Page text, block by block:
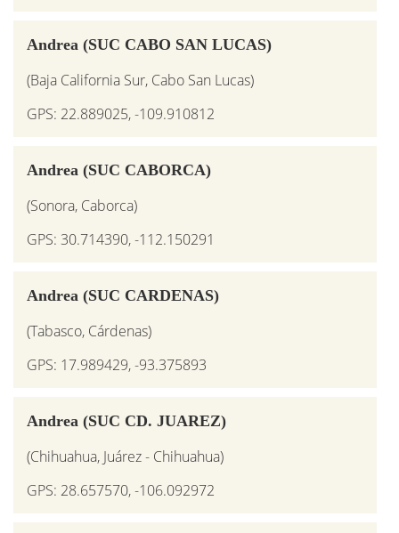
Andrea (SUC CABO SAN LUCAS)
(Baja California Sur, Cabo San Lucas)
GPS: 22.889025, -109.910812
Andrea (SUC CABORCA)
(Sonora, Caborca)
GPS: 30.714390, -112.150291
Andrea (SUC CARDENAS)
(Tabasco, Cárdenas)
GPS: 17.989429, -93.375893
Andrea (SUC CD. JUAREZ)
(Chihuahua, Juárez - Chihuahua)
GPS: 28.657570, -106.092972